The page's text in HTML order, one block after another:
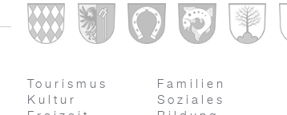
Tourismus
Kultur
Familien
Soziales